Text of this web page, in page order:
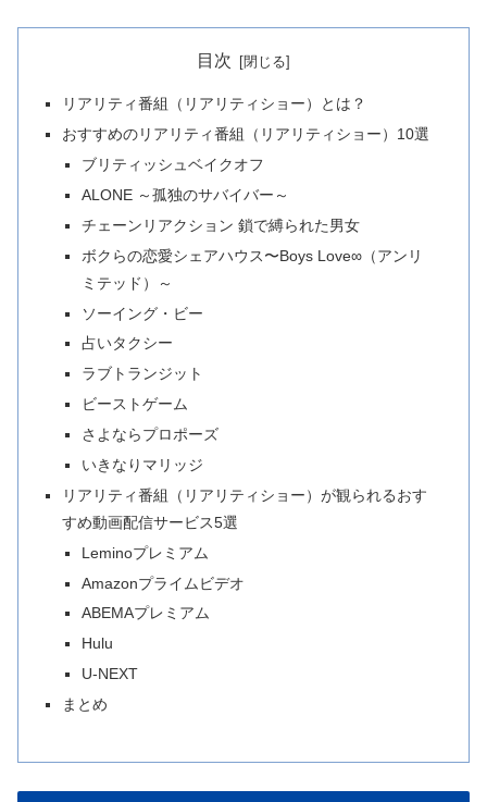
目次
リアリティ番組（リアリティショー）とは？
おすすめのリアリティ番組（リアリティショー）10選
ブリティッシュベイクオフ
ALONE ～孤独のサバイバー～
チェーンリアクション 鎖で縛られた男女
ボクらの恋愛シェアハウス〜Boys Love∞（アンリ
ミテッド）～
ソーイング・ビー
占いタクシー
ラブトランジット
ビーストゲーム
さよならプロポーズ
いきなりマリッジ
リアリティ番組（リアリティショー）が観られるおす
すめ動画配信サービス5選
Leminoプレミアム
Amazonプライムビデオ
ABEMAプレミアム
Hulu
U-NEXT
まとめ